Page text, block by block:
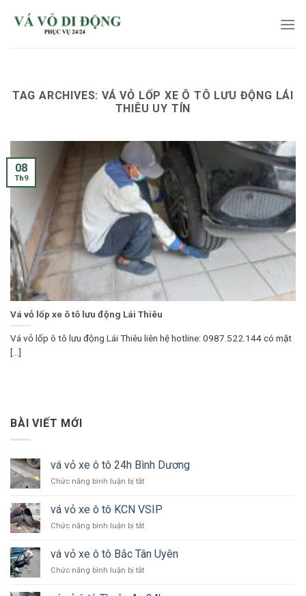
TAG ARCHIVES:VÁ VỎ LỐP XE Ô TÔ LƯU ĐỘNG LÁI
THIÊU UY TÍN
Vá vỏ lốp xe ô tô lưu động Lái Thiêu
Vá vỏ lốp ô tô lưu động Lái Thiêu liên hệ hotline: 0987.522.144 có mặt
[...]
08
Th9
BÀI VIẾT MỚI
vá vỏ xe ô tô 24h Bình Dương
Chức năng bình luận bị tắtở
vỏ
xe
ô
24h
Dương
vá vỏ xe ô tô KCN VSIP
Chức năng bình luận bị tắtở
vỏ
xe
ô
vá vỏ xe ô tô Bắc Tân Uyên
Chức năng bình luận bị tắtở
vỏ